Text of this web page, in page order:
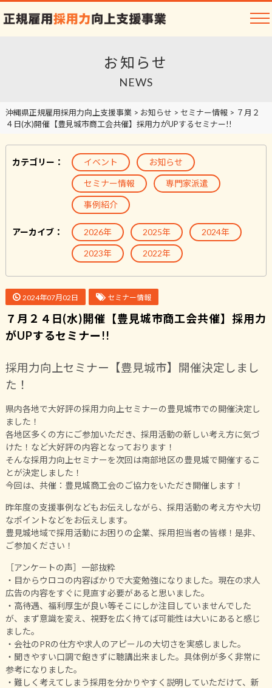
お知らせ
NEWS
沖縄県正規雇用採用力向上支援事業> お知らせ > セミナー情報> ７月２
４日(水)開催【豊見城市商工会共催】採用力がUPするセミナー!!
カテゴリー： イベント お知らせ
セミナー情報 専門家派遣
事例紹介
アーカイブ： 2026年 2025年 2024年
2023年 2022年
2024年07月02日 セミナー情報
７月２４日(水)開催【豊見城市商工会共催】採用力
がUPするセミナー!!
採用力向上セミナー【豊見城市】開催決定しまし
た！
県内各地で大好評の採用力向上セミナーの豊見城市での開催決定し
ました！
各地区多くの方にご参加いただき、採用活動の新しい考え方に気づ
けた！など大好評の内容となっております！
そんな採用力向上セミナーを次回は南部地区の豊見城で開催するこ
とが決定しました！
今回は、共催：豊見城商工会のご協力をいただき開催します！
昨年度の支援事例などもお伝えしながら、採用活動の考え方や大切
なポイントなどをお伝えします。
豊見城地域で採用活動にお困りの企業、採用担当者の皆様！是非、
ご参加ください！
［アンケートの声］一部抜粋
・目からウロコの内容ばかりで大変勉強になりました。現在の求人
広告の内容をすぐに見直す必要があると思いました。
・高待遇、福利厚生が良い等そこにしか注目していませんでした
が、まず意識を変え、視野を広く持てば可能性は大いにあると感じ
ました。
・会社のPRの仕方や求人のアピールの大切さを実感しました。
・聞きやすい口調で飽きずに聴講出来ました。具体例が多く非常に
参考になりました。
・難しく考えてしまう採用を分かりやすく説明していただけて、新